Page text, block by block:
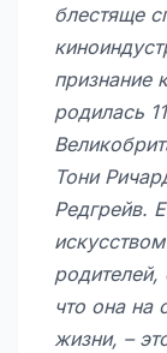
блестяще
признание
родилась
Тони
Редгрейв.
родителей,
что она на
жизни, –